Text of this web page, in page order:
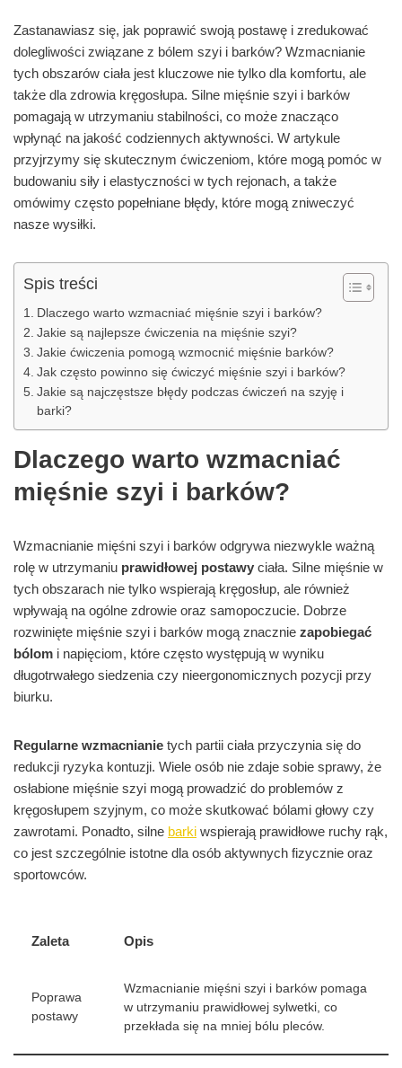
Zastanawiasz się, jak poprawić swoją postawę i zredukować
dolegliwości związane z bólem szyi i barków? Wzmacnianie
tych obszarów ciała jest kluczowe nie tylko dla komfortu, ale
także dla zdrowia kręgosłupa. Silne mięśnie szyi i barków
pomagają w utrzymaniu stabilności, co może znacząco
wpłynąć na jakość codziennych aktywności. W artykule
przyjrzymy się skutecznym ćwiczeniom, które mogą pomóc w
budowaniu siły i elastyczności w tych rejonach, a także
omówimy często popełniane błędy, które mogą zniweczyć
nasze wysiłki.
Spis treści
Dlaczego warto wzmacniać mięśnie szyi i barków?
Jakie są najlepsze ćwiczenia na mięśnie szyi?
Jakie ćwiczenia pomogą wzmocnić mięśnie barków?
Jak często powinno się ćwiczyć mięśnie szyi i barków?
Jakie są najczęstsze błędy podczas ćwiczeń na szyję i
barki?
Dlaczego warto wzmacniać
mięśnie szyi i barków?
Wzmacnianie mięśni szyi i barków odgrywa niezwykle ważną
rolę w utrzymaniu prawidłowej postawy ciała. Silne mięśnie w
tych obszarach nie tylko wspierają kręgosłup, ale również
wpływają na ogólne zdrowie oraz samopoczucie. Dobrze
rozwinięte mięśnie szyi i barków mogą znacznie zapobiegać
bólom i napięciom, które często występują w wyniku
długotrwałego siedzenia czy nieergonomicznych pozycji przy
biurku.
Regularne wzmacnianie tych partii ciała przyczynia się do
redukcji ryzyka kontuzji. Wiele osób nie zdaje sobie sprawy, że
osłabione mięśnie szyi mogą prowadzić do problemów z
kręgosłupem szyjnym, co może skutkować bólami głowy czy
zawrotami. Ponadto, silne barki wspierają prawidłowe ruchy rąk,
co jest szczególnie istotne dla osób aktywnych fizycznie oraz
sportowców.
Zaleta Opis
Poprawa
postawy
Wzmacnianie mięśni szyi i barków pomaga
w utrzymaniu prawidłowej sylwetki, co
przekłada się na mniej bólu pleców.